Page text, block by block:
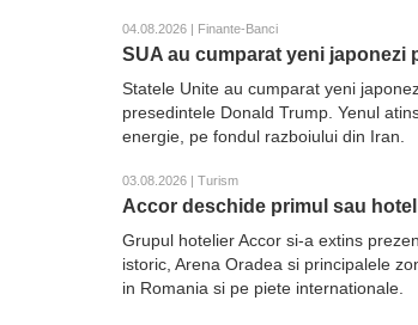
04.08.2026 | Finante-Banci
SUA au cumparat yeni japonezi
Statele Unite au cumparat yeni
presedintele Donald Trump. Yenul
energie, pe fondul razboiului din Iran.
03.08.2026 | Turism
Accor deschide primul sau
Grupul hotelier Accor si-a extins
istoric, Arena Oradea si principalele
in Romania si pe piete internationale.